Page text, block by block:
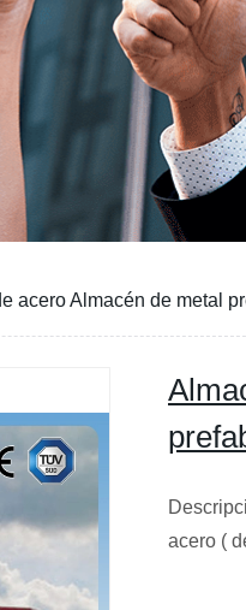
acero Almacén de metal
acero (